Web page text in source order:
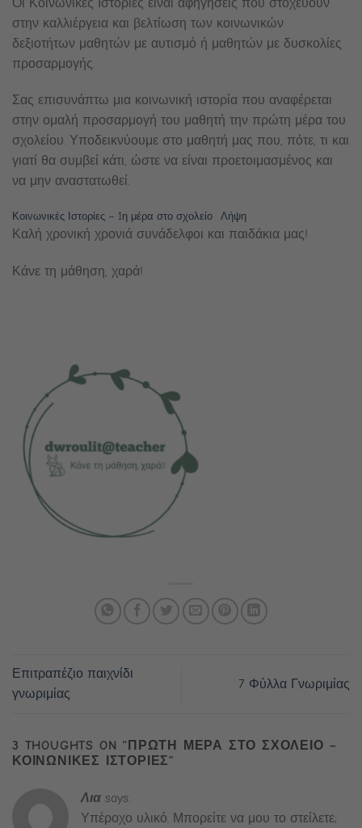
Οι Κοινωνικές Ιστορίες είναι αφηγήσεις που στοχεύουν
στην καλλιέργεια και βελτίωση των κοινωνικών
δεξιοτήτων μαθητών με αυτισμό ή μαθητών με δυσκολίες
προσαρμογής.
Σας επισυνάπτω μια κοινωνική ιστορία που αναφέρεται
στην ομαλή προσαρμογή του μαθητή την πρώτη μέρα του
σχολείου. Υποδεικνύουμε στο μαθητή μας που, πότε, τι και
γιατί θα συμβεί κάτι, ώστε να είναι προετοιμασμένος και
να μην αναστατωθεί.
Κοινωνικές Ιστορίες – 1η μέρα στο σχολείο Λήψη
Καλή χρονική χρονιά συνάδελφοι και παιδάκια μας!
Κάνε τη μάθηση, χαρά!
Επιτραπέζιο παιχνίδι
γνωριμίας
7 Φύλλα Γνωριμίας
3 THOUGHTS ON “ ΠΡΩΤΗ ΜΕΡΑ ΣΤΟ ΣΧΟΛΕΙΟ –
ΚΟΙΝΩΝΙΚΕΣ ΙΣΤΟΡΙΕΣ”
Λια says:
Υπέροχο υλικό. Μπορείτε να μου το στείλετε;